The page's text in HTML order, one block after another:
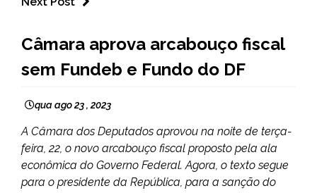
Câmara aprova arcabouço fiscal
sem Fundeb e Fundo do DF
qua ago 23 , 2023
A Câmara dos Deputados aprovou na noite de terça-
feira, 22, o novo arcabouço fiscal proposto pela ala
econômica do Governo Federal. Agora, o texto segue
para o presidente da República, para a sanção do